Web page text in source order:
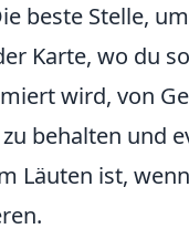
beste Stelle,
Karte, wo du
wird, von
behalten und
Läuten ist,